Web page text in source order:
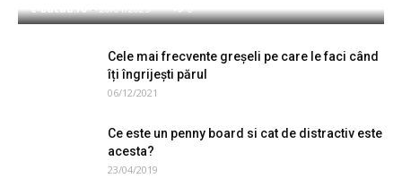
e-Bacau.ro - 20/01/2025 0
Cele mai frecvente greșeli pe care le faci când
îți îngrijești părul
06/12/2021
Ce este un penny board si cat de distractiv este
acesta?
23/04/2019